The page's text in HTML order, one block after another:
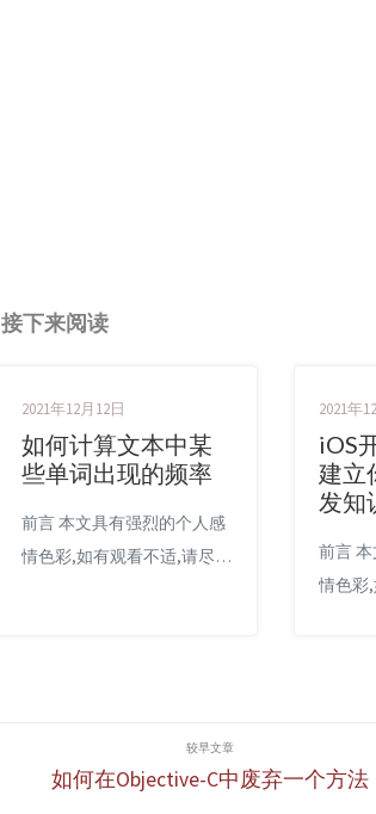
接下来阅读
2021年12月12日
如何计算文本中某
些单词出现的频率
前言 本文具有强烈的个人感
情色彩,如有观看不适,请尽快
您能有帮助,您可以使用RSS
方式订阅本站,感谢支持! 最
2021年
iOS
建立
发知
前言
情色彩
您能有
如何在Objective-C中废弃一个方法